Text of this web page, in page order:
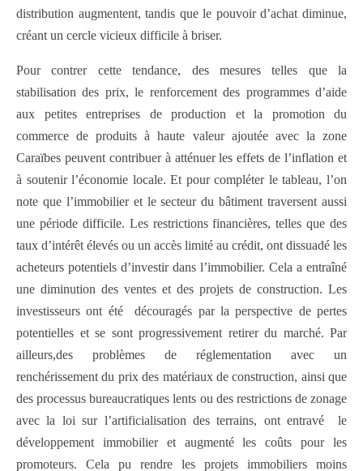
distribution augmentent, tandis que le pouvoir d’achat diminue,
créant un cercle vicieux difficile à briser.
Pour contrer cette tendance, des mesures telles que la
stabilisation des prix, le renforcement des programmes d’aide
aux petites entreprises de production et la promotion du
commerce de produits à haute valeur ajoutée avec la zone
Caraïbes peuvent contribuer à atténuer les effets de l’inflation et
à soutenir l’économie locale. Et pour compléter le tableau, l’on
note que l’immobilier et le secteur du bâtiment traversent aussi
une période difficile. Les restrictions financières, telles que des
taux d’intérêt élevés ou un accès limité au crédit, ont dissuadé les
acheteurs potentiels d’investir dans l’immobilier. Cela a entraîné
une diminution des ventes et des projets de construction. Les
investisseurs ont été découragés par la perspective de pertes
potentielles et se sont progressivement retirer du marché. Par
ailleurs,des problèmes de réglementation avec un
renchérissement du prix des matériaux de construction, ainsi que
des processus bureaucratiques lents ou des restrictions de zonage
avec la loi sur l’artificialisation des terrains, ont entravé le
développement immobilier et augmenté les coûts pour les
promoteurs. Cela pu rendre les projets immobiliers moins